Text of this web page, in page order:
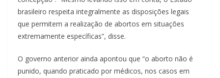
brasileiro respeita integralmente as disposições legais
que permitem a realização de abortos em situações
extremamente específicas”, disse.
O governo anterior ainda apontou que “o aborto não é
punido, quando praticado por médicos, nos casos em